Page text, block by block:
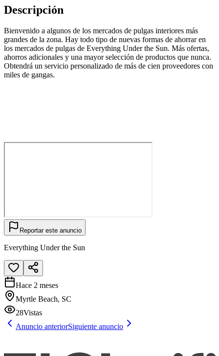
Descripción
Bienvenido a algunos de los mercados de pulgas interiores más
grandes de la zona. Hay todo tipo de nuevas formas de ahorrar en
los mercados de pulgas de Everything Under the Sun. Más ofertas,
ahorros adicionales y una mayor selección de productos que nunca.
Obtendrá un servicio personalizado de más de cien proveedores con
miles de gangas.
Reportar este anuncio
Everything Under the Sun
Hace 2 meses
Myrtle Beach, SC
28Vistas
Anuncio anteriorSiguiente anuncio